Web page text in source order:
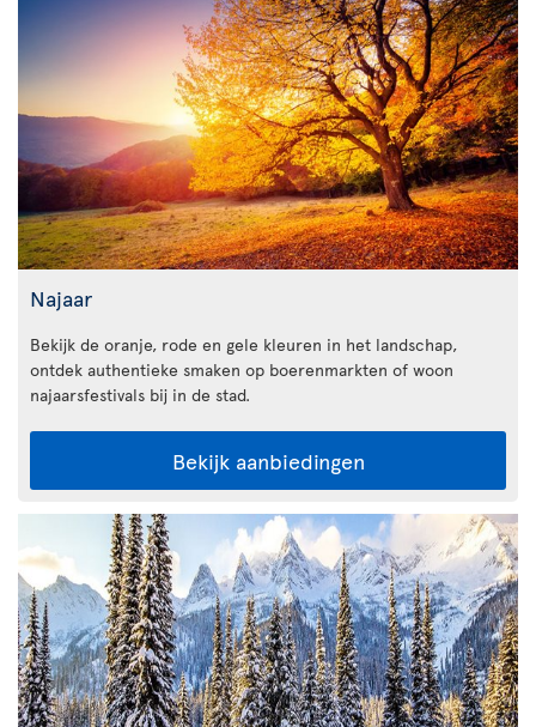
Najaar
Bekijk de oranje, rode en gele kleuren in het landschap,
ontdek authentieke smaken op boerenmarkten of woon
najaarsfestivals bij in de stad.
Bekijk aanbiedingen